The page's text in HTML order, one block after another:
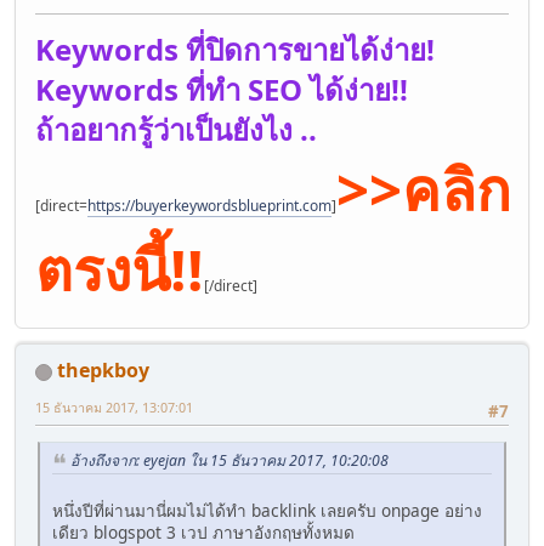
Keywords ที่ปิดการขายได้ง่าย!
Keywords ที่ทำ SEO ได้ง่าย!!
ถ้าอยากรู้ว่าเป็นยังไง ..
[direct=https://buyerkeywordsblueprint.com]>>คลิก
ตรงนี้!! [/direct]
thepkboy
#7
15 ธันวาคม 2017, 13:07:01
อ้างถึงจาก: eyejan ใน 15 ธันวาคม 2017, 10:20:08
หนึ่งปีที่ผ่านมานี่ผมไม่ได้ทำ backlink เลยครับ onpage อย่าง
เดียว blogspot 3 เวป ภาษาอังกฤษทั้งหมด